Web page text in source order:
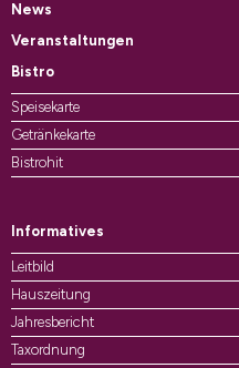
News
Veranstaltungen
Bistro
Speisekarte
Getränkekarte
Bistrohit
Informatives
Leitbild
Hauszeitung
Jahresbericht
Taxordnung